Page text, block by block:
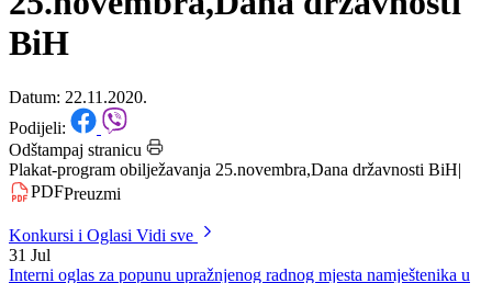
Plakat-program obilježavanja
25.novembra,Dana državnosti
BiH
Datum: 22.11.2020.
Podijeli:
Plakat-program obilježavanja 25.novembra,Dana državnosti BiH
PDF